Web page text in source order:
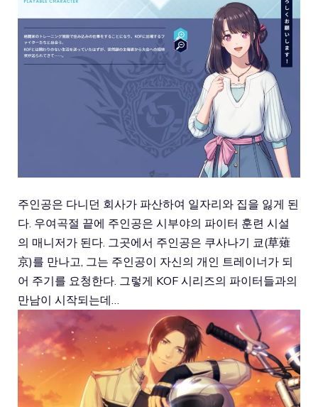
주인공은 다니던 회사가 파산하여 일자리와 집을 잃게 된
다. 우여곡절 끝에 주인공은 시부야의 파이터 훈련 시설
의 매니저가 된다. 그곳에서 주인공은 쿠사나기 쿄(草薙
京)를 만나고, 그는 주인공이 자신의 개인 트레이너가 되
어 주기를 요청한다. 그렇게 KOF 시리즈의 파이터들과의
만남이 시작되는데…